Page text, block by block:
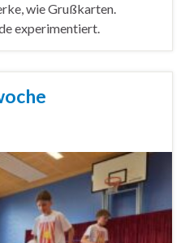
wie Grußkarten.
experimentiert.